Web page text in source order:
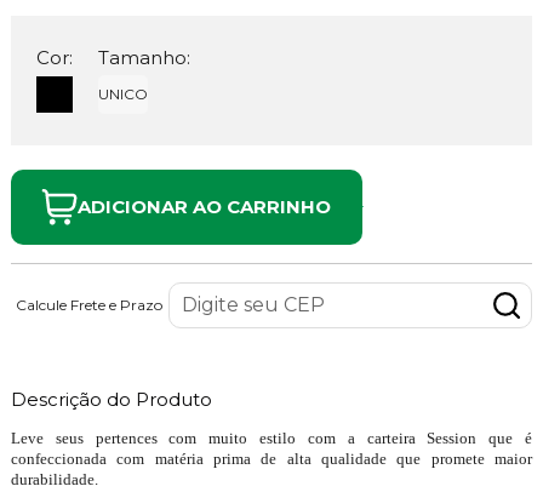
Cor: Tamanho:
UNICO
ADICIONAR AO CARRINHO
Calcule Frete e Prazo
Descrição do Produto
Leve seus pertences com muito estilo com a carteira Session que é
confeccionada com matéria prima de alta qualidade que promete maior
durabilidade.